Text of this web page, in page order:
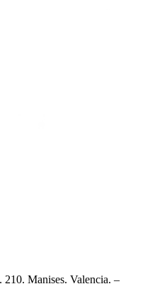
Manises. Valencia. –